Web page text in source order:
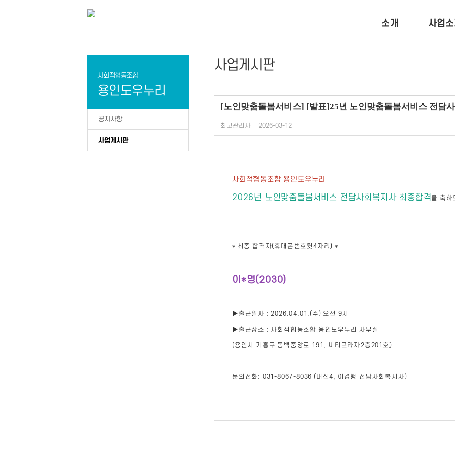
소개 사업
사회적협동조합
용인도우누리
공지사항
사업게시판
사업게시판
[노인맞춤돌봄서비스] [발표]25년 노인맞춤돌봄서비스 전담
최고관리자 2026-03-12
사회적협동조합 용인도우누리
2026년 노인맞춤돌봄서비스 전담사회복지사 최종합격을 축하
* 최종 합격자(휴대폰번호뒷4자리) *
이*영(2030)
▶출근일자 : 2026.04.01.(수) 오전 9시
▶출근장소 : 사회적협동조합 용인도우누리 사무실
(용인시 기흥구 동백중앙로 191, 씨티프라자2층201호)
문의전화: 031-8067-8036 (내선4, 이경행 전담사회복지사)